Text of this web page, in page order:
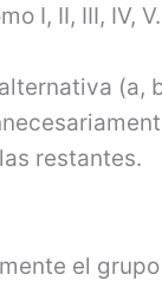
I, II, III, IV, V.
(a,
restantes.
el